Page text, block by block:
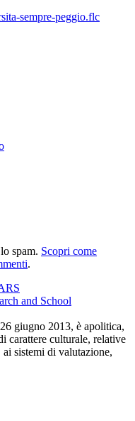
sempre-peggio.flc
spam. Scopri come
.
giugno 2013, è apolitica,
carattere culturale, relative
sistemi di valutazione,